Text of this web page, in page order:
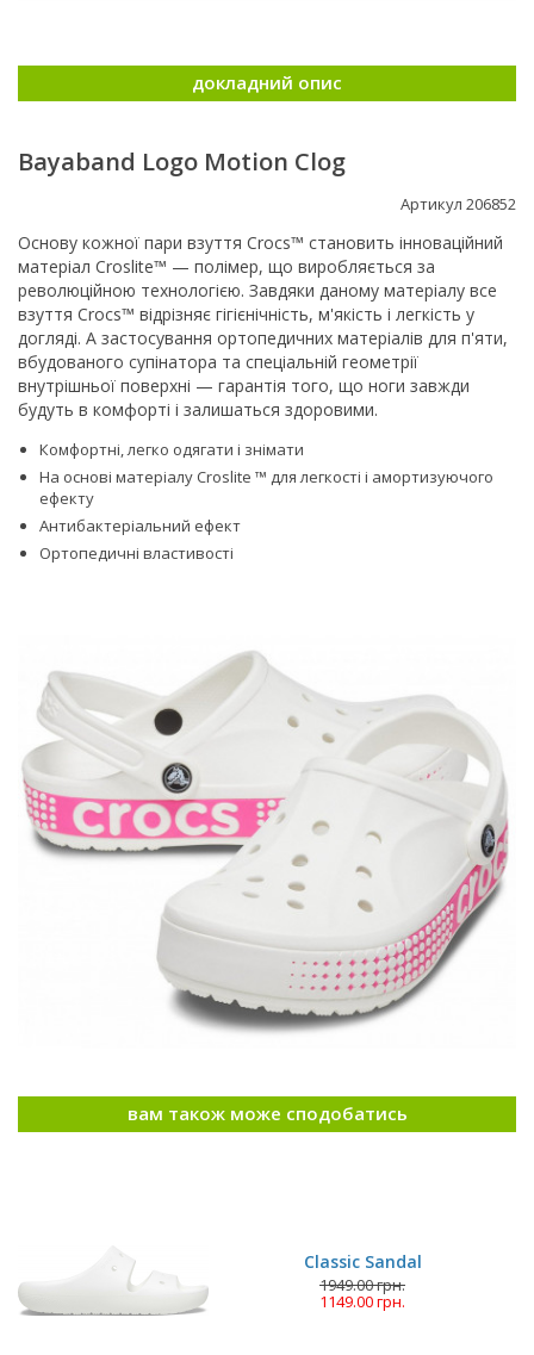
докладний опис
Bayaband Logo Motion Clog
Артикул 206852
Основу кожної пари взуття Crocs™ становить інноваційний
матеріал Croslite™ — полімер, що виробляється за
революційною технологією. Завдяки даному матеріалу все
взуття Crocs™ відрізняє гігієнічність, м'якість і легкість у
догляді. А застосування ортопедичних матеріалів для п'яти,
вбудованого супінатора та спеціальній геометрії
внутрішньої поверхні — гарантія того, що ноги завжди
будуть в комфорті і залишаться здоровими.
Комфортні, легко одягати і знімати
На основі матеріалу Croslite ™ для легкості і амортизуючого
ефекту
Антибактеріальний ефект
Ортопедичні властивості
вам також може сподобатись
Classic Sandal
1949.00 грн.
1149.00 грн.